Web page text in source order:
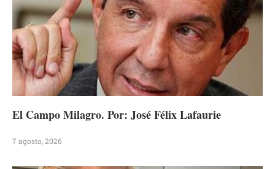
El Campo Milagro. Por: José Félix Lafaurie
7 agosto, 2026